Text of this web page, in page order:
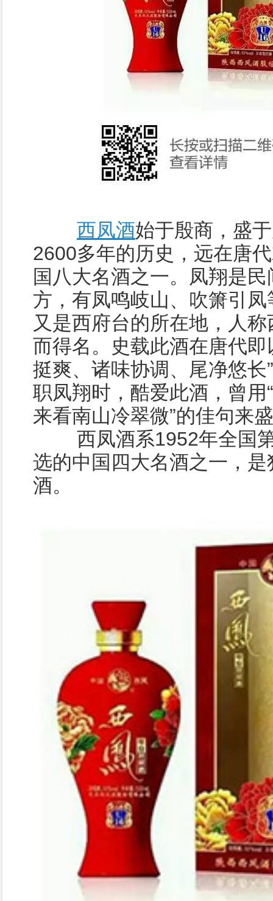
西凤酒始于殷商，盛
2600多年的历史，远在唐
国八大名酒之一。凤翔是
方，有凤鸣岐山、吹箫引
又是西府台的所在地，人
而得名。史载此酒在唐代即
挺爽、诸味协调、尾净悠长
职凤翔时，酷爱此酒，曾用
来看南山冷翠微”的佳句来
西凤酒系1952年全国第
选的中国四大名酒之一，
酒。